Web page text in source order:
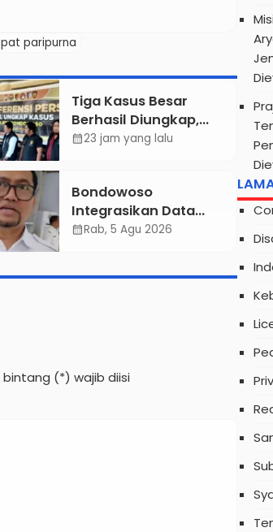
paripurna
Tiga Kasus Besar
Berhasil Diungkap,
Kapolres Bondowoso
Kejahatan
calendar_month23 jam yang lalu
Bondowoso
Integrasikan Data
Seluruh OPD, BIOP
calendar_monthRab, 5 Agu 2026
bintang (*) wajib diisi